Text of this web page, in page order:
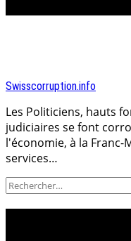
Swisscorruption.info
Les Politiciens, hauts
judiciaires se font
l'économie, à la Franc-
services…
Rechercher :